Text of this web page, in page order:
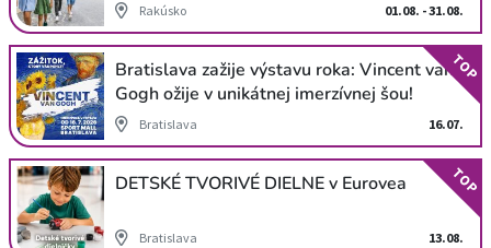
Rakúsko 01.08. - 31.08.
Bratislava zažije výstavu roka: Vincent van
Gogh ožije v unikátnej imerzívnej šou!
Bratislava 16.07.
TOP
DETSKÉ TVORIVÉ DIELNE v Eurovea
Bratislava 13.08.
TOP